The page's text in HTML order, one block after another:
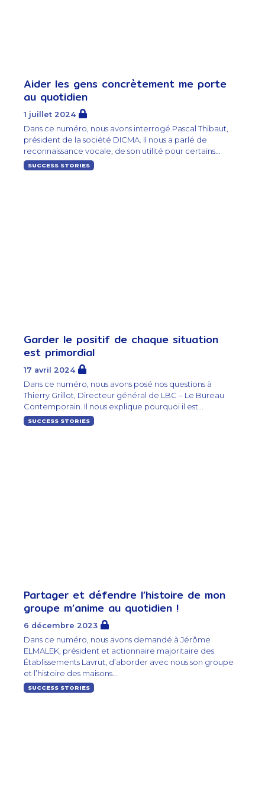
Aider les gens concrètement me porte
au quotidien
1 juillet 2024
Dans ce numéro, nous avons interrogé Pascal Thibaut,
président de la société DICMA. Il nous a parlé de
reconnaissance vocale, de son utilité pour certains...
SUCCESS STORIES
Garder le positif de chaque situation
est primordial
17 avril 2024
Dans ce numéro, nous avons posé nos questions à
Thierry Grillot, Directeur général de LBC – Le Bureau
Contemporain. Il nous explique pourquoi il est...
SUCCESS STORIES
Partager et défendre l’histoire de mon
groupe m’anime au quotidien !
6 décembre 2023
Dans ce numéro, nous avons demandé à Jérôme
ELMALEK, président et actionnaire majoritaire des
Établissements Lavrut, d’aborder avec nous son groupe
et l’histoire des maisons...
SUCCESS STORIES